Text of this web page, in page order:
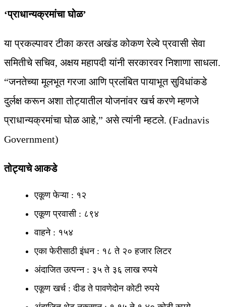
‘प्राधान्यक्रमांचा घोळ’
या प्रकल्पावर टीका करत अखंड कोकण रेल्वे प्रवासी सेवा
समितीचे सचिव, अक्षय महापदी यांनी सरकारवर निशाणा साधला.
“जनतेच्या मूलभूत गरजा आणि प्रलंबित पायाभूत सुविधांकडे
दुर्लक्ष करून अशा तोट्यातील योजनांवर खर्च करणे म्हणजे
प्राधान्यक्रमांचा घोळ आहे,” असे त्यांनी म्हटले. (Fadnavis
Government)
तोट्याचे आकडे
एकूण फेऱ्या : १२
एकूण प्रवासी : ८९४
वाहने : १५४
एका फेरीसाठी इंधन : १८ ते २० हजार लिटर
अंदाजित उत्पन्न : ३५ ते ३६ लाख रुपये
एकूण खर्च : दीड ते पावणेदोन कोटी रुपये